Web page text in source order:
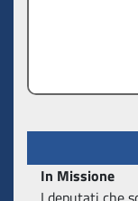
In Missione